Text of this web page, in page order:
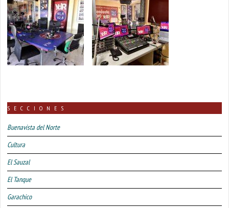
SECCIONES
Buenavista del Norte
Cultura
El Sauzal
El Tanque
Garachico